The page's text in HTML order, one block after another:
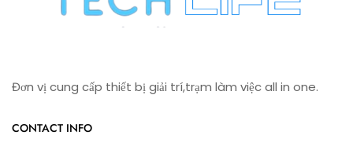
Đơn vị cung cấp thiết bị giải trí,trạm làm việc all in one.
CONTACT INFO